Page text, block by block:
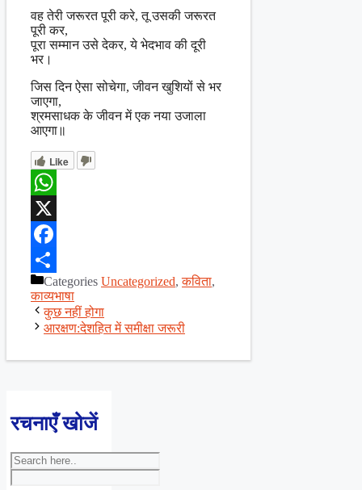
वह तेरी जरूरत पूरी करे, तू उसकी जरूरत
पूरी कर,
पूरा सम्मान उसे देकर, ये भेदभाव की दूरी
भर।
जिस दिन ऐसा सोचेगा, जीवन खुशियों से भर
जाएगा,
श्रमसाधक के जीवन में एक नया उजाला
आएगा॥
Like
WhatsApp
X
Facebook
ShareCategories Uncategorized,कविता,
काव्यभाषा
कुछ नहीं होगा
आरक्षण:देशहित में समीक्षा जरूरी
रचनाएँ खोजें